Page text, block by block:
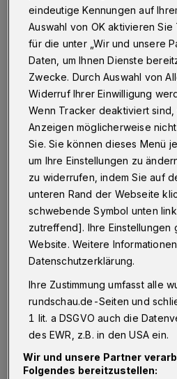
Wuppertal· Ab Montag (6.
in der Straße "Fischertal"
einer
02.11.2017 , 12:46 Uhr Eine
eindeutige Kennungen auf
Auswahl von OK aktivieren
für die unter „Wir und unsere
Daten, um Ihnen Dienste
Zwecke. Durch Auswahl von
Widerruf Ihrer Einwilligung
Wenn Tracker deaktiviert sind,
Anzeigen möglicherweise
Sie. Sie können dieses Menü
um Ihre Einstellungen zu
zu widerrufen, indem Sie auf
unteren Rand der Webseite
schwebende Symbol unten
zutreffend]. Ihre Einstellungen
Website. Weitere
Datenschutzerklärung.
Ihre Zustimmung umfasst alle
rundschau.de-Seiten und
1 lit. a DSGVO auch die
des EWR, z.B. in den USA ein.
Wir und unsere Partner
Folgendes bereitzustellen: